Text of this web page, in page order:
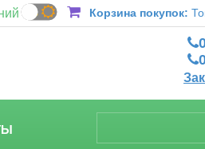
Корзина покупок: